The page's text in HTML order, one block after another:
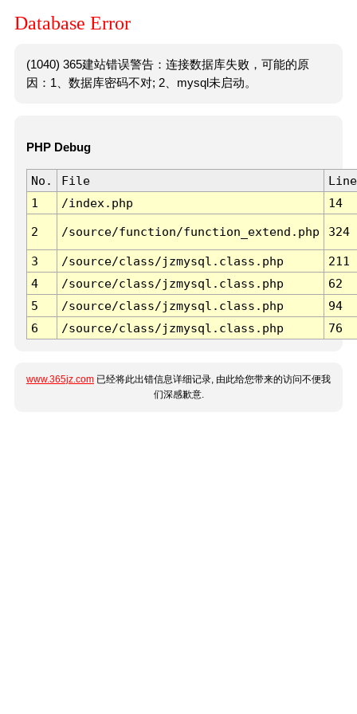
Database Error
(1040) 365建站错误警告：连接数据库失败，可能的原
因：1、数据库密码不对; 2、mysql未启动。
PHP Debug
No. File
Line
1
/index.php 14
2 /source/function/function_extend.php 324
3 /source/class/jzmysql.class.php
211
4
/source/class/jzmysql.class.php
62
5
/source/class/jzmysql.class.php
94
6
/source/class/jzmysql.class.php 76
www.365jz.com 已经将此出错信息详细记录, 由此给您带来的访问不便我
们深感歉意.